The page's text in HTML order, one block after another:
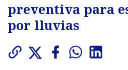
preventiva para
por lluvias